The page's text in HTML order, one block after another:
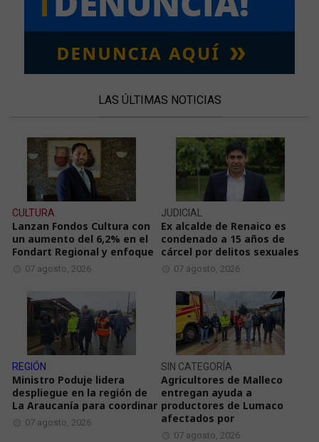
LAS ÚLTIMAS NOTICIAS
CULTURA
Lanzan Fondos Cultura con
un aumento del 6,2% en el
Fondart Regional y enfoque
07 agosto, 2026
JUDICIAL
Ex alcalde de Renaico es
condenado a 15 años de
cárcel por delitos sexuales
07 agosto, 2026
REGIÓN
Ministro Poduje lidera
despliegue en la región de
La Araucanía para coordinar
07 agosto, 2026
SIN CATEGORÍA
Agricultores de Malleco
entregan ayuda a
productores de Lumaco
afectados por
07 agosto, 2026